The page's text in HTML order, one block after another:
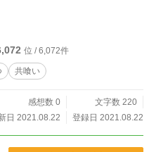
位 / 6,072件
共喰い
感想数 0
文字数 220
日 2021.08.22
登録日 2021.08.22